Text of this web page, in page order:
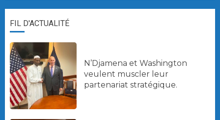
FIL D'ACTUALITÉ
N’Djamena et Washington
veulent muscler leur
partenariat stratégique.